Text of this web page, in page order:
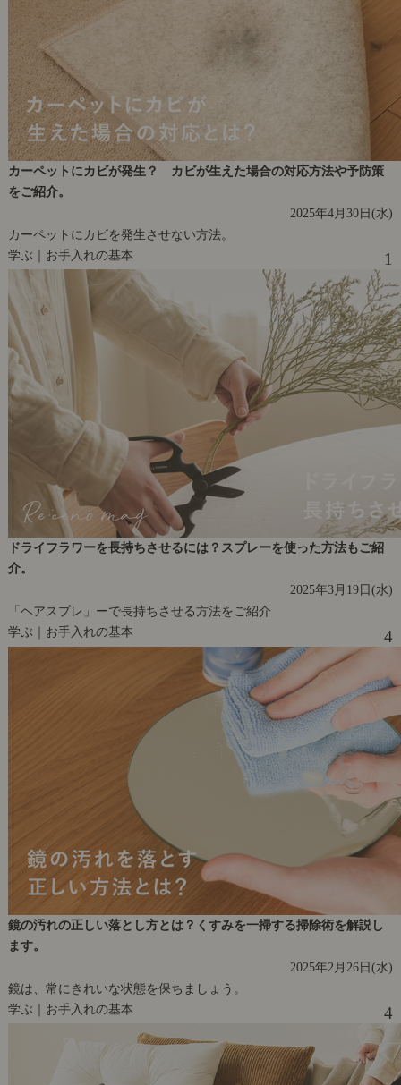
カーペットにカビが発生？ カビが生えた場合の対応方法や予防策
をご紹介。
2025年4月30日(水)
カーペットにカビを発生させない方法。
学ぶ｜お手入れの基本
1
ドライフラワーを長持ちさせるには？スプレーを使った方法もご紹
介。
2025年3月19日(水)
「ヘアスプレ」ーで長持ちさせる方法をご紹介
学ぶ｜お手入れの基本
4
鏡の汚れの正しい落とし方とは？くすみを一掃する掃除術を解説し
ます。
2025年2月26日(水)
鏡は、常にきれいな状態を保ちましょう。
学ぶ｜お手入れの基本
4